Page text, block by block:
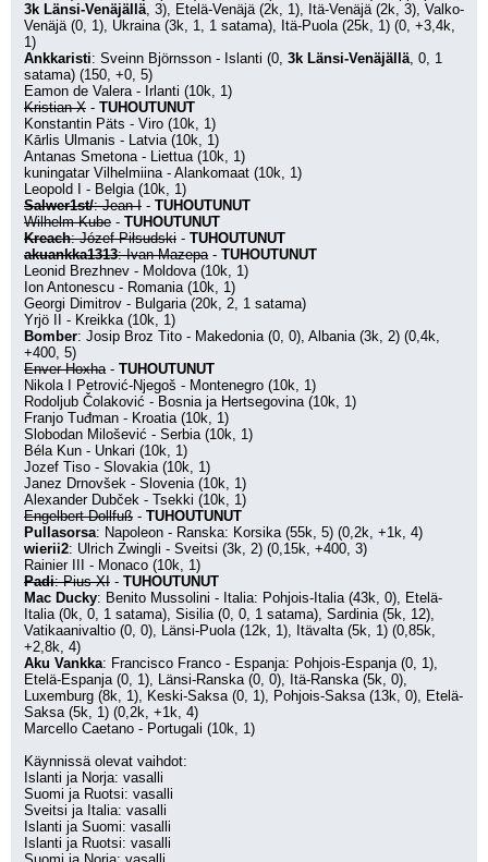
3k Länsi-Venäjällä, 3), Etelä-Venäjä (2k, 1), Itä-Venäjä (2k, 3), Valko-
Venäjä (0, 1), Ukraina (3k, 1, 1 satama), Itä-Puola (25k, 1) (0, +3,4k,
1)
Ankkaristi: Sveinn Björnsson - Islanti (0, 3k Länsi-Venäjällä, 0, 1
satama) (150, +0, 5)
Eamon de Valera - Irlanti (10k, 1)
Kristian X - TUHOUTUNUT
Konstantin Päts - Viro (10k, 1)
Kārlis Ulmanis - Latvia (10k, 1)
Antanas Smetona - Liettua (10k, 1)
kuningatar Vilhelmiina - Alankomaat (10k, 1)
Leopold I - Belgia (10k, 1)
Salwer1st/: Jean I - TUHOUTUNUT
Wilhelm Kube - TUHOUTUNUT
Kreach: Józef Piłsudski - TUHOUTUNUT
akuankka1313: Ivan Mazepa - TUHOUTUNUT
Leonid Brezhnev - Moldova (10k, 1)
Ion Antonescu - Romania (10k, 1)
Georgi Dimitrov - Bulgaria (20k, 2, 1 satama)
Yrjö II - Kreikka (10k, 1)
Bomber: Josip Broz Tito - Makedonia (0, 0), Albania (3k, 2) (0,4k,
+400, 5)
Enver Hoxha - TUHOUTUNUT
Nikola I Petrović-Njegoš - Montenegro (10k, 1)
Rodoljub Čolaković - Bosnia ja Hertsegovina (10k, 1)
Franjo Tuđman - Kroatia (10k, 1)
Slobodan Milošević - Serbia (10k, 1)
Béla Kun - Unkari (10k, 1)
Jozef Tiso - Slovakia (10k, 1)
Janez Drnovšek - Slovenia (10k, 1)
Alexander Dubček - Tsekki (10k, 1)
Engelbert Dollfuß - TUHOUTUNUT
Pullasorsa: Napoleon - Ranska: Korsika (55k, 5) (0,2k, +1k, 4)
wierii2: Ulrich Zwingli - Sveitsi (3k, 2) (0,15k, +400, 3)
Rainier III - Monaco (10k, 1)
Padi: Pius XI - TUHOUTUNUT
Mac Ducky: Benito Mussolini - Italia: Pohjois-Italia (43k, 0), Etelä-
Italia (0k, 0, 1 satama), Sisilia (0, 0, 1 satama), Sardinia (5k, 12),
Vatikaanivaltio (0, 0), Länsi-Puola (12k, 1), Itävalta (5k, 1) (0,85k,
+2,8k, 4)
Aku Vankka: Francisco Franco - Espanja: Pohjois-Espanja (0, 1),
Etelä-Espanja (0, 1), Länsi-Ranska (0, 0), Itä-Ranska (5k, 0),
Luxemburg (8k, 1), Keski-Saksa (0, 1), Pohjois-Saksa (13k, 0), Etelä-
Saksa (5k, 1) (0,2k, +1k, 4)
Marcello Caetano - Portugali (10k, 1)
Käynnissä olevat vaihdot:
Islanti ja Norja: vasalli
Suomi ja Ruotsi: vasalli
Sveitsi ja Italia: vasalli
Islanti ja Suomi: vasalli
Islanti ja Ruotsi: vasalli